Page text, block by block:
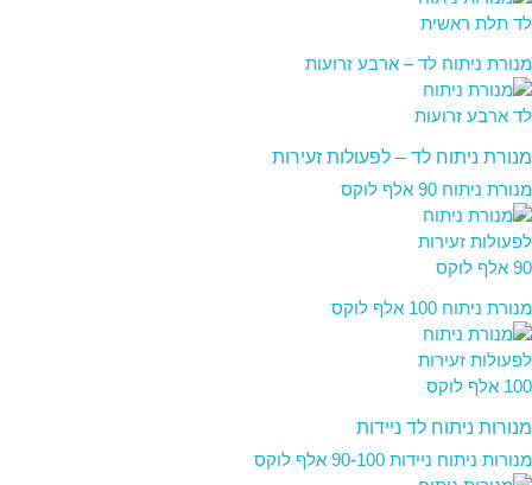
מנורת ניתוח לד – ארבע זרועות
מנורת ניתוח לד – לפעולות זעירות
מנורת ניתוח 90 אלף לוקס
מנורת ניתוח 100 אלף לוקס
מנורות ניתוח לד ניידות
מנורות ניתוח ניידות 90-100 אלף לוקס